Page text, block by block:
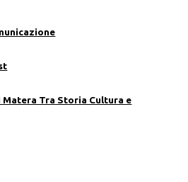
Tra Storia Cultura e